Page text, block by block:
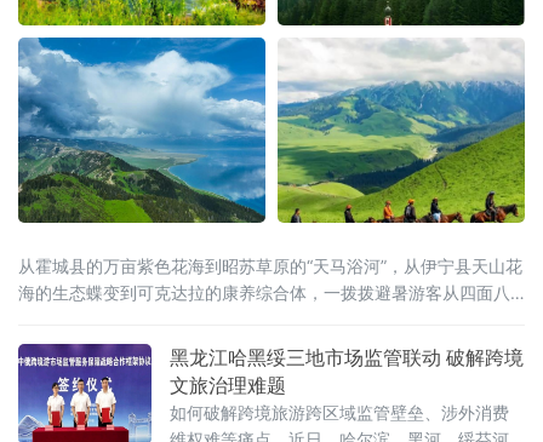
从霍城县的万亩紫色花海到昭苏草原的“天马浴河”，从伊宁县天山花
海的生态蝶变到可克达拉的康养综合体，一拨拨避暑游客从四面八
黑龙江哈黑绥三地市场监管联动 破解跨境
文旅治理难题
如何破解跨境旅游跨区域监管壁垒、涉外消费